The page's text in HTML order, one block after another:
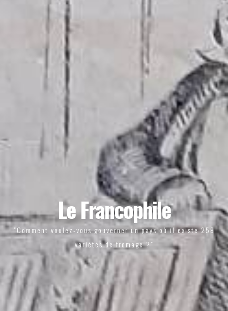
Le Francophile
"Comment voulez-vous gouverner un pays où il existe 258
variétés de fromage ?"